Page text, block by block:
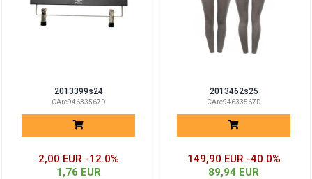
2013399s24
CAre94633567D
2,00 EUR -12.0%
1,76 EUR
2013462s25
CAre94633567D
149,90 EUR -40.0%
89,94 EUR